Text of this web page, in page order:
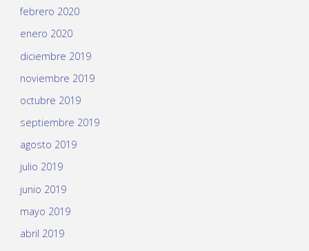
febrero 2020
enero 2020
diciembre 2019
noviembre 2019
octubre 2019
septiembre 2019
agosto 2019
julio 2019
junio 2019
mayo 2019
abril 2019